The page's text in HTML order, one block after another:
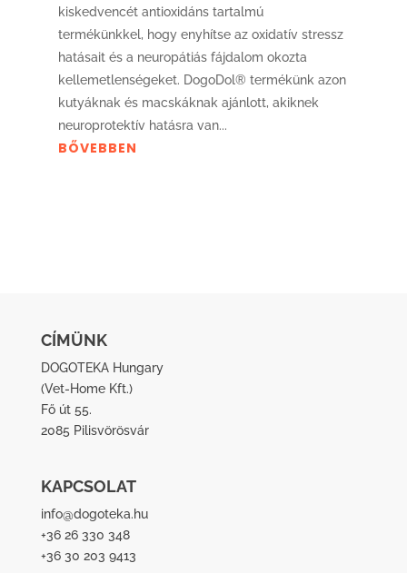
kiskedvencét antioxidáns tartalmú
termékünkkel, hogy enyhítse az oxidatív stressz
hatásait és a neuropátiás fájdalom okozta
kellemetlenségeket. DogoDol® termékünk azon
kutyáknak és macskáknak ajánlott, akiknek
neuroprotektív hatásra van...
BŐVEBBEN
CÍMÜNK
DOGOTEKA Hungary
(Vet-Home Kft.)
Fő út 55.
2085 Pilisvörösvár
KAPCSOLAT
info@dogoteka.hu
+36 26 330 348
+36 30 203 9413